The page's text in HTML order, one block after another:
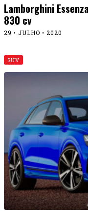
Lamborghini
830 cv
29 • JULHO • 2020
SUV